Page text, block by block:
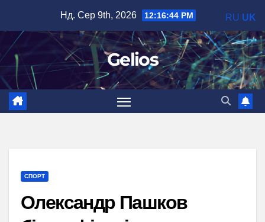
вмісту
Нд. Сер 9th, 2026 12:16:46 PM
Gelios
СПОРТ
Олександр Пашков
RU UK